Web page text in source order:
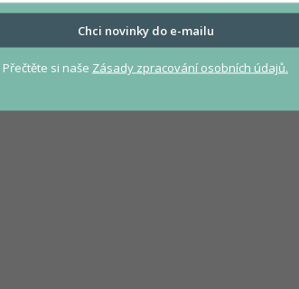
Chci novinky do e-mailu
Přečtěte si naše Zásady zpracování osobních údajů.